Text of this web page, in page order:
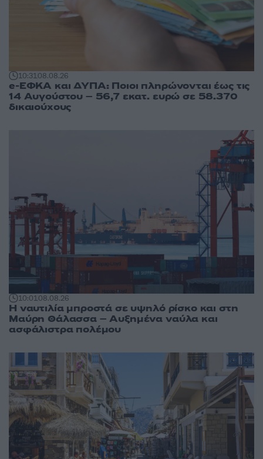
10:3108.08.26
e-ΕΦΚΑ και ΔΥΠΑ: Ποιοι πληρώνονται έως τις
14 Αυγούστου – 56,7 εκατ. ευρώ σε 58.370
δικαιούχους
10:0108.08.26
Η ναυτιλία μπροστά σε υψηλό ρίσκο και στη
Μαύρη Θάλασσα – Αυξημένα ναύλα και
ασφάλιστρα πολέμου